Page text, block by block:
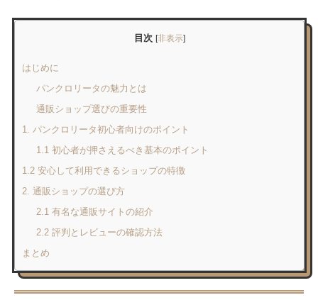
目次 [非表示]
はじめに
パンクロリータの魅力とは
通販ショップ選びの重要性
1. パンクロリータ初心者向けのポイント
1.1 初心者が押さえるべき基本のポイント
1.2 安心して利用できるショップの特徴
2. 通販ショップの選び方
2.1 有名な通販サイトの紹介
2.2 評判とレビューの確認方法
まとめ